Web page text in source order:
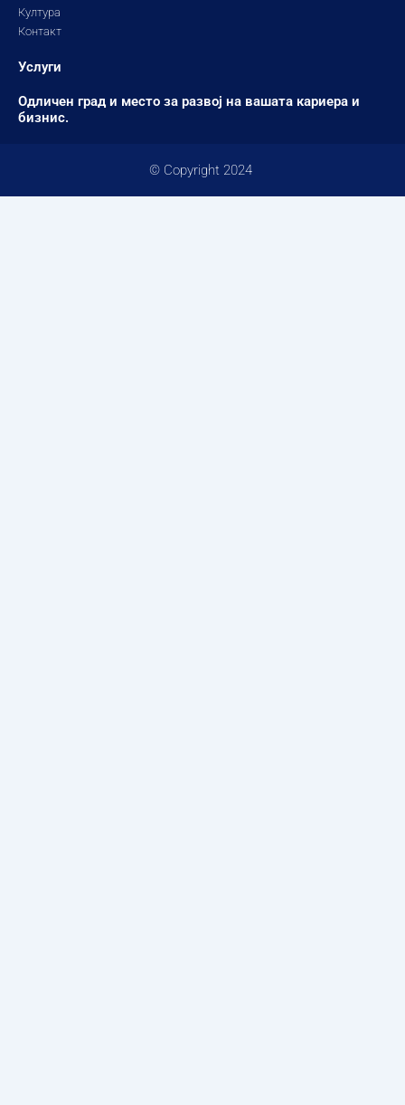
Култура
Контакт
Услуги
Одличен град и место за развој на вашата кариера и
бизнис.
© Copyright 2024